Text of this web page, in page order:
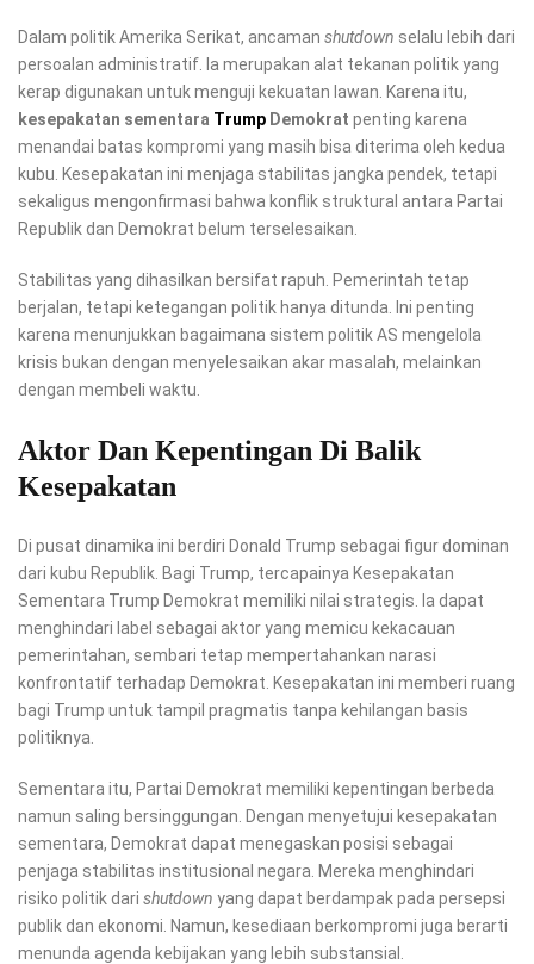
Dalam politik Amerika Serikat, ancaman shutdown selalu lebih dari
persoalan administratif. Ia merupakan alat tekanan politik yang
kerap digunakan untuk menguji kekuatan lawan. Karena itu,
kesepakatan sementara Trump Demokrat penting karena
menandai batas kompromi yang masih bisa diterima oleh kedua
kubu. Kesepakatan ini menjaga stabilitas jangka pendek, tetapi
sekaligus mengonfirmasi bahwa konflik struktural antara Partai
Republik dan Demokrat belum terselesaikan.
Stabilitas yang dihasilkan bersifat rapuh. Pemerintah tetap
berjalan, tetapi ketegangan politik hanya ditunda. Ini penting
karena menunjukkan bagaimana sistem politik AS mengelola
krisis bukan dengan menyelesaikan akar masalah, melainkan
dengan membeli waktu.
Aktor Dan Kepentingan Di Balik
Kesepakatan
Di pusat dinamika ini berdiri Donald Trump sebagai figur dominan
dari kubu Republik. Bagi Trump, tercapainya Kesepakatan
Sementara Trump Demokrat memiliki nilai strategis. Ia dapat
menghindari label sebagai aktor yang memicu kekacauan
pemerintahan, sembari tetap mempertahankan narasi
konfrontatif terhadap Demokrat. Kesepakatan ini memberi ruang
bagi Trump untuk tampil pragmatis tanpa kehilangan basis
politiknya.
Sementara itu, Partai Demokrat memiliki kepentingan berbeda
namun saling bersinggungan. Dengan menyetujui kesepakatan
sementara, Demokrat dapat menegaskan posisi sebagai
penjaga stabilitas institusional negara. Mereka menghindari
risiko politik dari shutdown yang dapat berdampak pada persepsi
publik dan ekonomi. Namun, kesediaan berkompromi juga berarti
menunda agenda kebijakan yang lebih substansial.